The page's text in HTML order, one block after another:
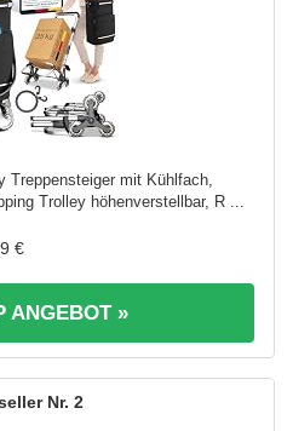
Treppensteiger mit Kühlfach,
Trolley höhenverstellbar, R ...
€
ANGEBOT »
2